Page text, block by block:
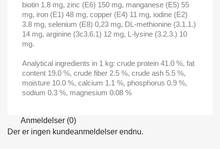
biotin 1.8 mg, zinc (E6) 150 mg, manganese (E5) 55
mg, iron (E1) 48 mg, copper (E4) 11 mg, iodine (E2)
3.8 mg, selenium (E8) 0,23 mg, DL-methionine (3.1.1.)
14 mg, arginine (3c3.6.1) 12 mg, L-lysine (3.2.3.) 10
mg.
Analytical ingredients in 1 kg: crude protein 41.0 %, fat
content 19.0 %, crude fiber 2.5 %, crude ash 5.5 %,
moisture 10.0 %, calcium 1.1 %, phosphorus 0.9 %,
sodium 0.3 %, magnesium 0.08 %
Anmeldelser (0)
Der er ingen kundeanmeldelser endnu.